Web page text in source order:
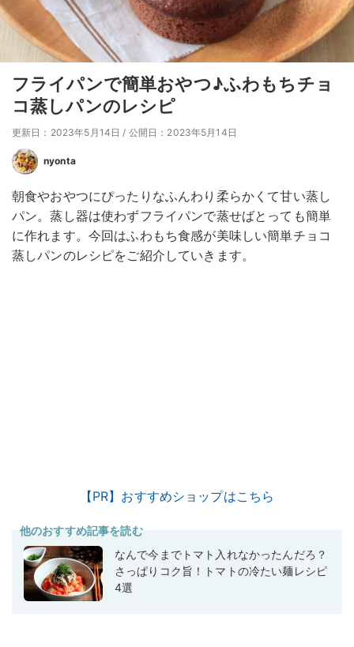
フライパンで簡単おやつ♪ふわもちチョ
コ蒸しパンのレシピ
更新日：2023年5月14日 / 公開日：2023年5月14日
nyonta
朝食やおやつにぴったりなふんわり柔らかくて甘い蒸し
パン。蒸し器は使わずフライパンで蒸せばとっても簡単
に作れます。今回はふわもち食感が美味しい簡単チョコ
蒸しパンのレシピをご紹介していきます。
【PR】おすすめショップはこちら
他のおすすめ記事を読む
なんで今までトマト入れなかったんだろ？
さっぱりコク旨！トマトの冷たい麺レシピ
4選